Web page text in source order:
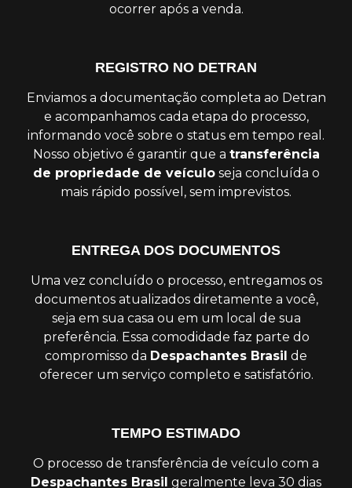
ocorrer após a venda.
REGISTRO NO DETRAN
Enviamos a documentação completa ao Detran
e acompanhamos cada etapa do processo,
informando você sobre o status em tempo real.
Nosso objetivo é garantir que a transferência
de propriedade de veículoseja concluída o
mais rápido possível, sem imprevistos.
ENTREGA DOS DOCUMENTOS
Uma vez concluído o processo, entregamos os
documentos atualizados diretamente a você,
seja em sua casa ou em um local de sua
preferência. Essa comodidade faz parte do
compromisso da Despachantes Brasil de
oferecer um serviço completo e satisfatório.
TEMPO ESTIMADO
O processo de transferência de veículo com a
Despachantes Brasil geralmente leva 30 dias